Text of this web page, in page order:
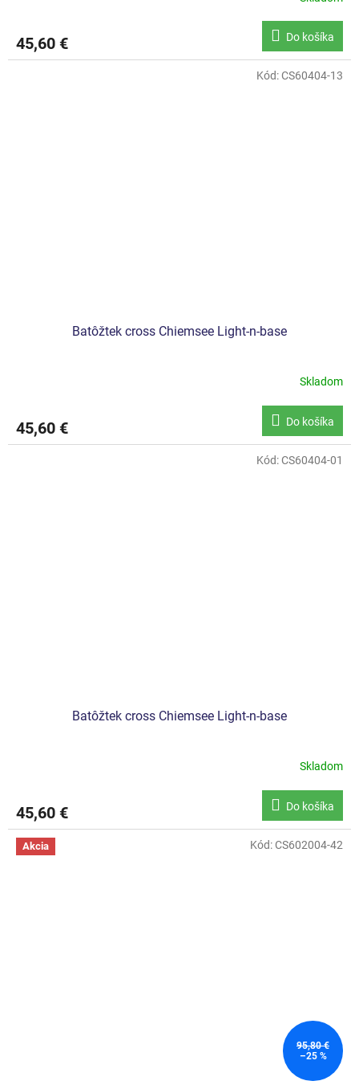
45,60 € Do košíka
Batôžtek cross Chiemsee Light-n-base
Skladom
45,60 € Do košíka
Kód:CS60404-13
Batôžtek cross Chiemsee Light-n-base
Skladom
45,60 € Do košíka
Kód:CS60404-01
Akcia
95,80 €
–25 %
Kód:CS602004-42